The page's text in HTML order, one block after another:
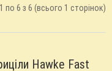
по 6 з 6 (всього 1 сторінок)
Hawke Fast